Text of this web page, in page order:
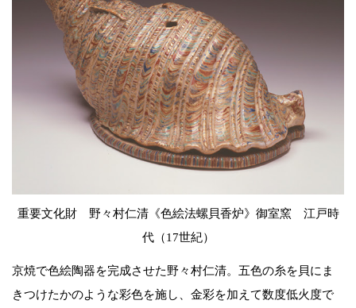
重要文化財 野々村仁清《色絵法螺貝香炉》御室窯 江戸時
代（17世紀）
京焼で色絵陶器を完成させた野々村仁清。五色の糸を貝にま
きつけたかのような彩色を施し、金彩を加えて数度低火度で